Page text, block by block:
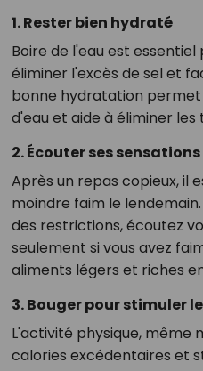
1. Rester bien hydraté
Boire de l'eau est essentiel
éliminer l'excès de sel et
bonne hydratation
d'eau et aide à éliminer les
2. Écouter ses
Après un repas copieux, il
moindre faim le
des restrictions, écoutez
seulement si vous avez
aliments légers et riches
3. Bouger pour stimuler
L'activité physique, même
calories excédentaires et